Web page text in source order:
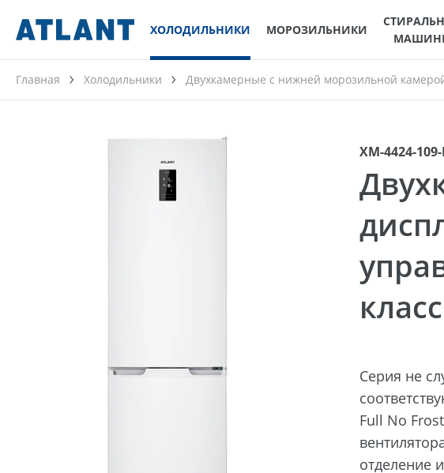
ХОЛОДИЛЬНИКИ МОРОЗИЛЬНИКИ
Главная Холодильники Двухкамерные с нижней морозильной
ХМ-4424-
Серия не
Full No
отделение